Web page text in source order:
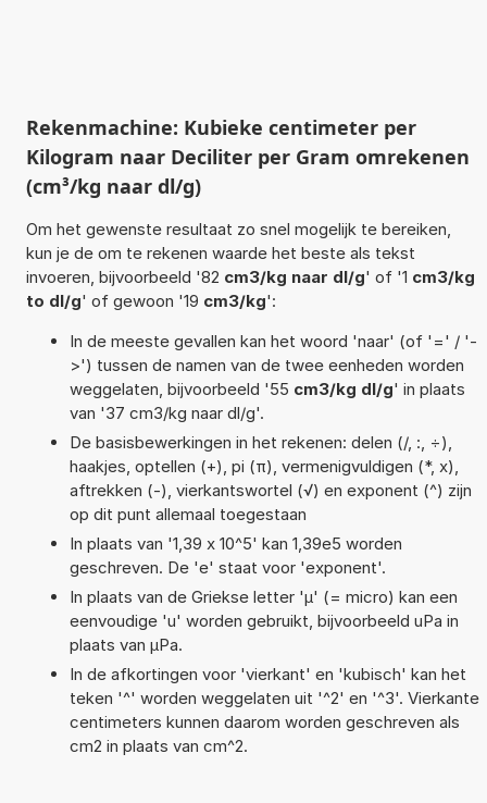
Rekenmachine: Kubieke centimeter per
Kilogram naar Deciliter per Gram omrekenen
(cm³/kg naar dl/g)
Om het gewenste resultaat zo snel mogelijk te bereiken,
kun je de om te rekenen waarde het beste als tekst
invoeren, bijvoorbeeld '82 cm3/kg naar dl/g' of '1 cm3/kg
to dl/g' of gewoon '19 cm3/kg':
In de meeste gevallen kan het woord 'naar' (of '=' / '-
>') tussen de namen van de twee eenheden worden
weggelaten, bijvoorbeeld '55 cm3/kg dl/g' in plaats
van '37 cm3/kg naar dl/g'.
De basisbewerkingen in het rekenen: delen (/, :, ÷),
haakjes, optellen (+), pi (π), vermenigvuldigen (*, x),
aftrekken (-), vierkantswortel (√) en exponent (^) zijn
op dit punt allemaal toegestaan
In plaats van '1,39 x 10^5' kan 1,39e5 worden
geschreven. De 'e' staat voor 'exponent'.
In plaats van de Griekse letter 'µ' (= micro) kan een
eenvoudige 'u' worden gebruikt, bijvoorbeeld uPa in
plaats van µPa.
In de afkortingen voor 'vierkant' en 'kubisch' kan het
teken '^' worden weggelaten uit '^2' en '^3'. Vierkante
centimeters kunnen daarom worden geschreven als
cm2 in plaats van cm^2.